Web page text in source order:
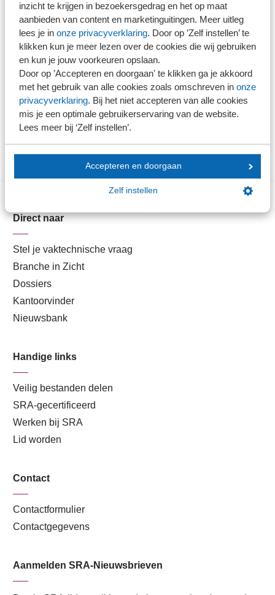
inzicht te krijgen in bezoekersgedrag en het op maat
aanbieden van content en marketinguitingen. Meer uitleg
lees je in onze privacyverklaring. Door op ’Zelf instellen’ te
klikken kun je meer lezen over de cookies die wij gebruiken
en kun je jouw voorkeuren opslaan.
Door op ’Accepteren en doorgaan' te klikken ga je akkoord
met het gebruik van alle cookies zoals omschreven in onze
privacyverklaring. Bij het niet accepteren van alle cookies
mis je een optimale gebruikerservaring van de website.
Lees meer bij ‘Zelf instellen’.
Accepteren en doorgaan
Zelf instellen
accountancysector onder auditkwaliteit verstaat'. En laat
duidelijk zijn: wat geldt voor de kwaliteit van de
jaarrekeningcontrole, geldt uiteraard ook voor de andere
domeinen binnen onze dienstverlening.
Lees verder in de SRAadviseur
Direct naar
Stel je vaktechnische vraag
Branche in Zicht
Dossiers
Kantoorvinder
Nieuwsbank
Handige links
Veilig bestanden delen
SRA-gecertificeerd
Werken bij SRA
Lid worden
Contact
Contactformulier
Contactgegevens
Aanmelden SRA-Nieuwsbrieven